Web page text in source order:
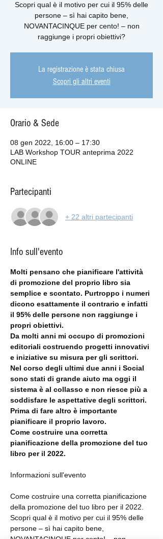
Scopri qual è il motivo per cui il 95% delle
persone – sì hai capito bene,
NOVANTACINQUE per cento! – non
raggiunge i propri obiettivi?
La registrazione è stata chiusa
Scopri gli altri eventi
Orario & Sede
08 gen 2022, 16:00 – 17:30
LAB Workshop TOUR anteprima 2022
ONLINE
Partecipanti
+ 22 altri partecipanti
Info sull'evento
Molti pensano che pianificare l'attività
di promozione del proprio libro sia
semplice e scontato. Purtroppo i numeri
dicono esattamente il contrario e infatti
il 95% delle persone non raggiunge i
propri obiettivi.
Da molti anni mi occupo di promozioni
editoriali costruendo progetti innovativi
e iniziative su misura per gli scrittori.
Nel corso degli ultimi due anni i Social
sono stati di grande aiuto ma oggi il
sistema è al collasso e non riesce più a
soddisfare le aspettative degli scrittori.
Prima di fare altro è importante
pianificare il proprio lavoro.
Come costruire una corretta
pianificazione della promozione del tuo
libro per il 2022.
Come costruire una corretta pianificazione
della promozione del tuo libro per il 2022.
Scopri qual è il motivo per cui il 95% delle
persone – sì hai capito bene,